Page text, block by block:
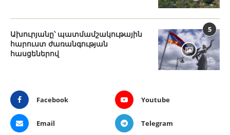
5
Ախուրյանը՝ պատմամշակութային
հարուստ ժառանգության
հասցեներով
Facebook Youtube
Email Telegram